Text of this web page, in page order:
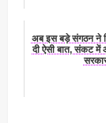
अब इस बड़े संगठन ने
दी ऐसी बात, संकट में